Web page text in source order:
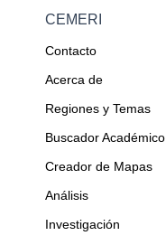
CEMERI
Contacto
Acerca de
Regiones y Temas
Buscador Académico
Creador de Mapas
Análisis
Investigación